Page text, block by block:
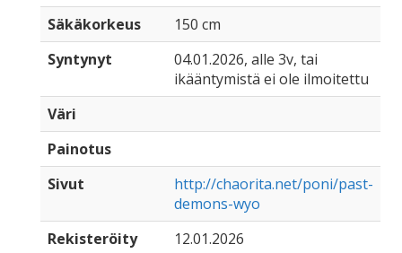
Säkäkorkeus
150 cm
Syntynyt
04.01.2026, alle 3v, tai
ikääntymistä ei ole ilmoitettu
Väri
Painotus
Sivut
http://chaorita.net/poni/past-
demons-wyo
Rekisteröity
12.01.2026